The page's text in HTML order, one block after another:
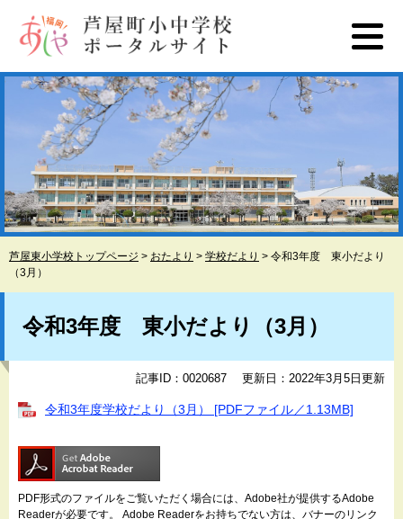
先を
文
へ
芦屋東小学校トップページ > おたより > 学校だより > 令和3年度 東小だより
（3月）
令和3年度 東小だより（3月）
記事ID：0020687 更新日：2022年3月5日更新
令和3年度学校だより（3月） [PDFファイル／1.13MB]
PDF形式のファイルをご覧いただく場合には、Adobe社が提供するAdobe
Readerが必要です。
Adobe Readerをお持ちでない方は、バナーのリンク